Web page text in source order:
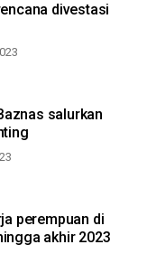
divestasi
salurkan
perempuan di
akhir 2023